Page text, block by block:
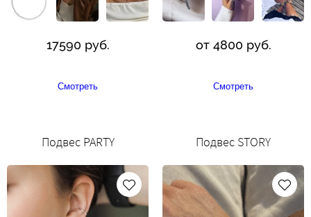
17590 руб.
Смотреть
от 4800 руб.
Смотреть
Подвес PARTY Подвес STORY